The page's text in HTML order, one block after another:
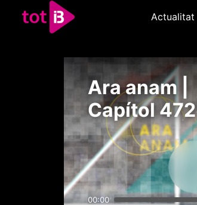
Actualitat
Ara anam |
Capítol 472
00:00